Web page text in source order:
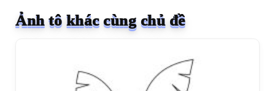
Ảnh tô khác cùng chủ đề